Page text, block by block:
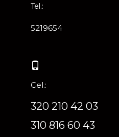
Tel.:
5219654
Cel.:
320 210 42 03
310 816 60 43